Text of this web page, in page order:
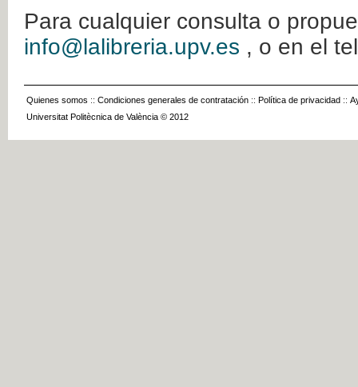
Para cualquier consulta o
info@lalibreria.upv.es , o en el
Quienes somos :: Condiciones generales de contratación :: Política de privacidad ::
Universitat Politècnica de València © 2012